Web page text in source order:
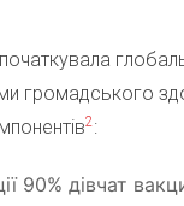
громадського
2:
90% дівчат